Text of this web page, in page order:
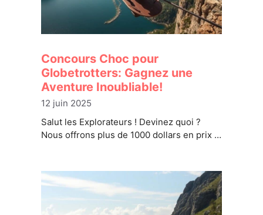
Concours Choc pour
Globetrotters: Gagnez une
Aventure Inoubliable!
12 juin 2025
Salut les Explorateurs ! Devinez quoi ?
Nous offrons plus de 1000 dollars en prix …